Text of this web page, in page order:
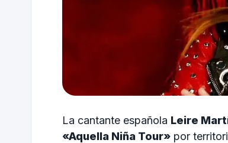
La cantante española Leire
«Aquella Niña Tour» por